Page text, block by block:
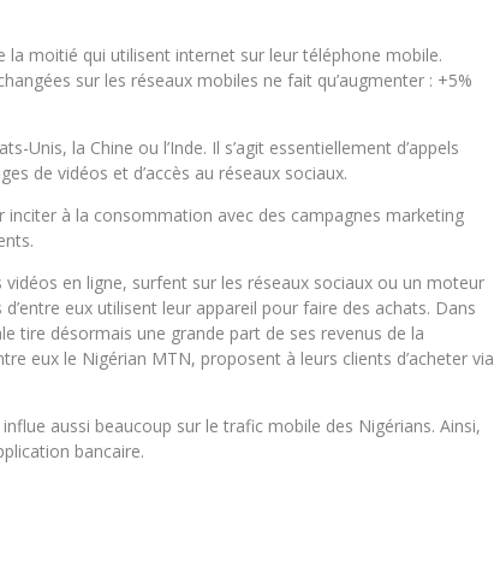
la moitié qui utilisent internet sur leur téléphone mobile.
sur les réseaux mobiles ne fait qu’augmenter : +5%
Unis, la Chine ou l’Inde. Il s’agit essentiellement d’appels
de vidéos et d’accès au réseaux sociaux.
à la consommation avec des campagnes marketing
en ligne, surfent sur les réseaux sociaux ou un moteur
eux utilisent leur appareil pour faire des achats. Dans
tire désormais une grande part de ses revenus de la
eux le Nigérian MTN, proposent à leurs clients d’acheter via
aussi beaucoup sur le trafic mobile des Nigérians. Ainsi,
bancaire.